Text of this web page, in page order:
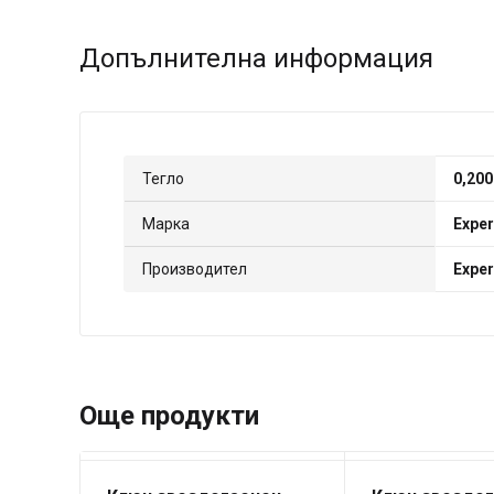
Допълнителна информация
Тегло
Марка
Производител
Още продукти